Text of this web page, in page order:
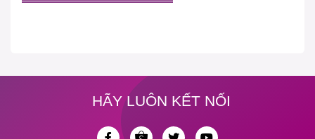
HÃY LUÔN KẾT NỐI